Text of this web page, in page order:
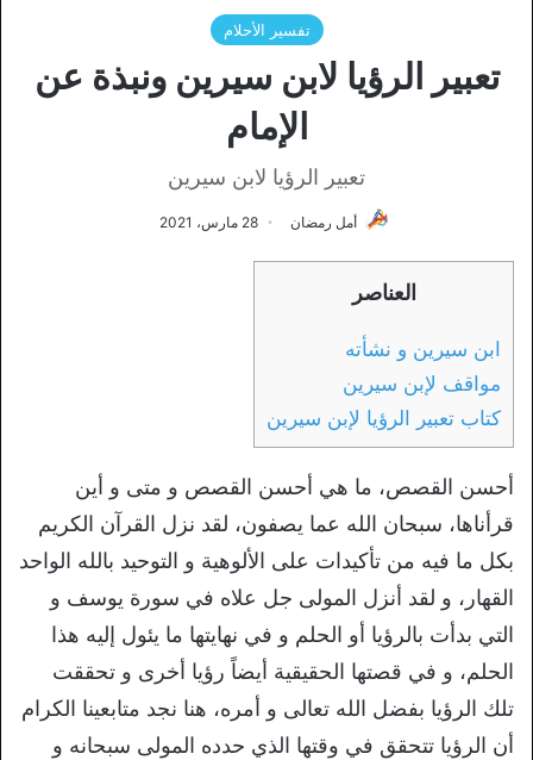
تفسير الأحلام
تعبير الرؤيا لابن سيرين ونبذة عن
الإمام
تعبير الرؤيا لابن سيرين
أمل رمضان 28 مارس، 2021
العناصر
ابن سيرين و نشأته
مواقف لإبن سيرين
كتاب تعبير الرؤيا لإبن سيرين
أحسن القصص، ما هي أحسن القصص و متى و أين
قرأناها، سبحان الله عما يصفون، لقد نزل القرآن الكريم
بكل ما فيه من تأكيدات على الألوهية و التوحيد بالله الواحد
القهار، و لقد أنزل المولى جل علاه في سورة يوسف و
التي بدأت بالرؤيا أو الحلم و في نهايتها ما يئول إليه هذا
الحلم، و في قصتها الحقيقية أيضاً رؤيا أخرى و تحققت
تلك الرؤيا بفضل الله تعالى و أمره، هنا نجد متابعينا الكرام
أن الرؤيا تتحقق في وقتها الذي حدده المولى سبحانه و